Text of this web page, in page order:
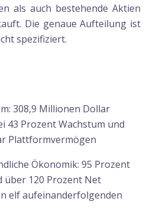
als auch bestehende Aktien
Die genaue Aufteilung ist
spezifiziert.
308,9 Millionen Dollar
43 Prozent Wachstum und
Plattformvermögen
Ökonomik: 95 Prozent
über 120 Prozent Net
elf aufeinanderfolgenden